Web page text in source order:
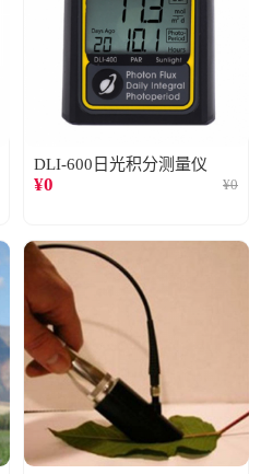
DLI-600日光积分测量仪
¥0 ¥0